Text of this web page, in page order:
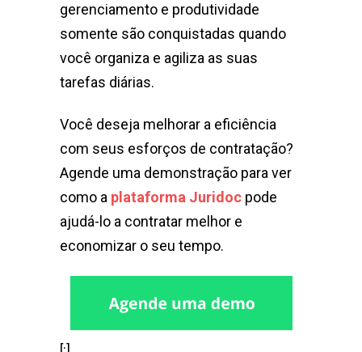
gerenciamento e produtividade
somente são conquistadas quando
você organiza e agiliza as suas
tarefas diárias.
Você deseja melhorar a eficiência
com seus esforços de contratação?
Agende uma demonstração para ver
como a plataforma Juridoc pode
ajudá-lo a contratar melhor e
economizar o seu tempo.